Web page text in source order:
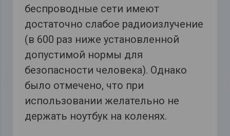
беспроводные сети имеют
достаточно слабое радиоизлучение
(в 600 раз ниже установленной
допустимой нормы для
безопасности человека). Однако
было отмечено, что при
использовании желательно не
держать ноутбук на коленях.